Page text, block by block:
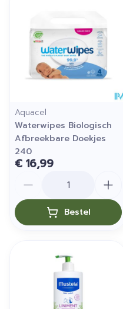
Aquacel
Waterwipes Biologisch
Afbreekbare Doekjes
240
€ 16,99
Bestel